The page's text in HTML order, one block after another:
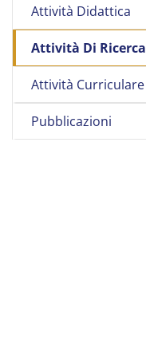
Attività Didattica
Attività Di Ricerca
Attività Curriculare
Pubblicazioni